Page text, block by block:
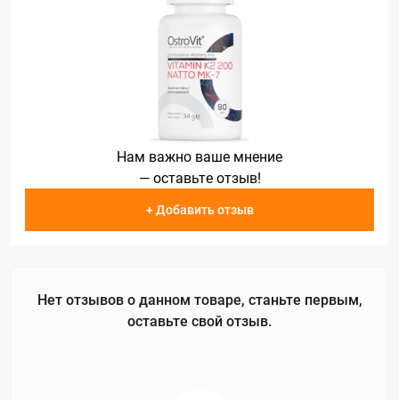
Нам важно ваше мнение
— оставьте отзыв!
+ Добавить отзыв
Нет отзывов о данном товаре, станьте первым,
оставьте свой отзыв.